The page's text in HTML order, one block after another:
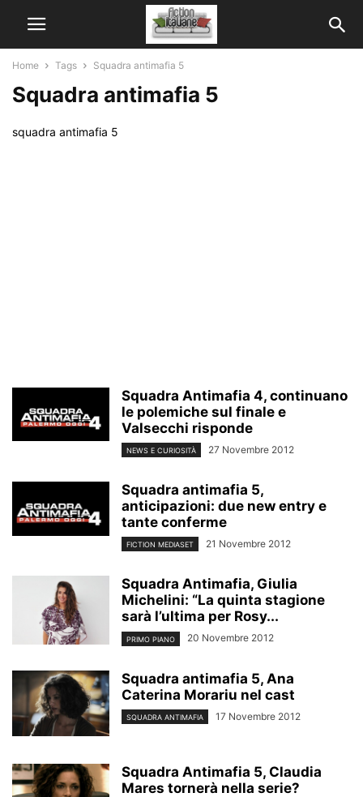
Home Tags Squadra antimafia 5
Squadra antimafia 5
squadra antimafia 5
Squadra Antimafia 4, continuano
le polemiche sul finale e
Valsecchi risponde
NEWS E CURIOSITÀ 27 Novembre 2012
Squadra antimafia 5,
anticipazioni: due new entry e
tante conferme
FICTION MEDIASET 21 Novembre 2012
Squadra Antimafia, Giulia
Michelini: “La quinta stagione
sarà l’ultima per Rosy...
PRIMO PIANO 20 Novembre 2012
Squadra antimafia 5, Ana
Caterina Morariu nel cast
SQUADRA ANTIMAFIA 17 Novembre 2012
Squadra Antimafia 5, Claudia
Mares tornerà nella serie?